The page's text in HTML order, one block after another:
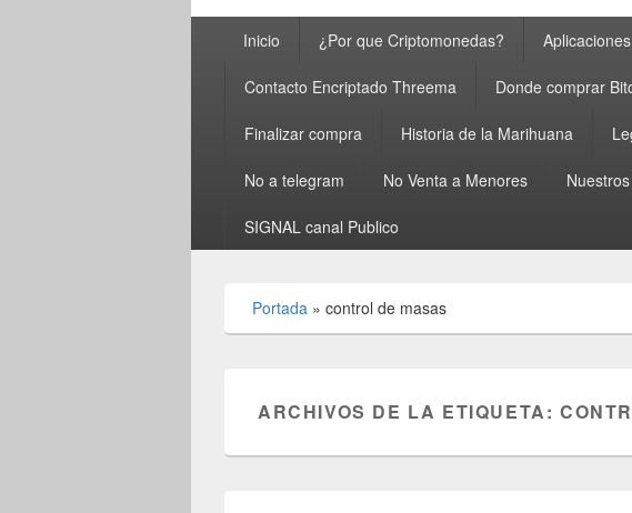
principalInicio ¿Por que Criptomonedas?
Contacto Encriptado Threema Donde comprar
Finalizar compra Historia de la Marihuana
No a telegram No Venta a Menores
SIGNAL canal Publico
Portada » control de masas
ARCHIVOS DE LA ETIQUETA: